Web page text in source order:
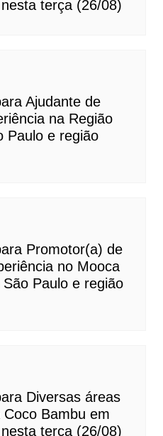
terça (26/08)
Ajudante de
na Região
Paulo e região
Promotor(a) de
no Mooca
Paulo e região
Diversas áreas
Bambu em
terça (26/08)